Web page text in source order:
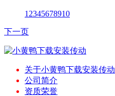
1 2345678910
下一页
关于小黄鸭下载安装传动
公司简介
资质荣誉